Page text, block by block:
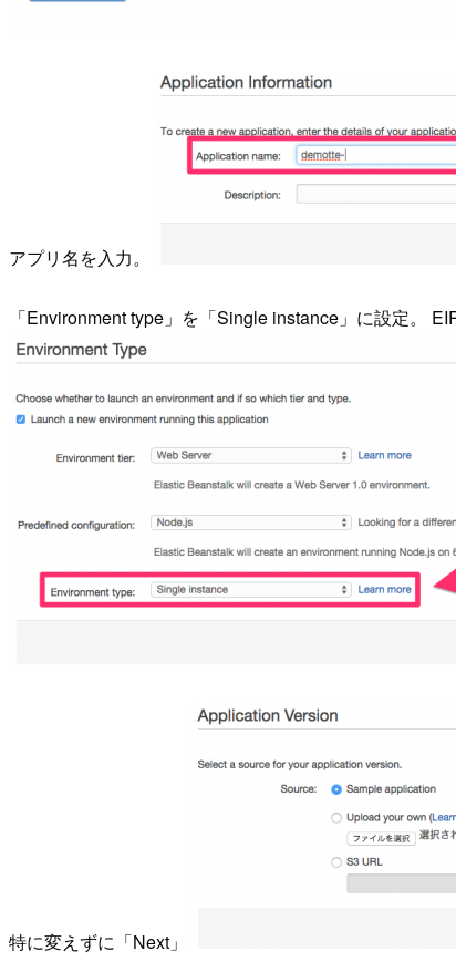
アプリ名を入力。
「Environment type」を「Single instance」に設定。
特に変えずに「Next」